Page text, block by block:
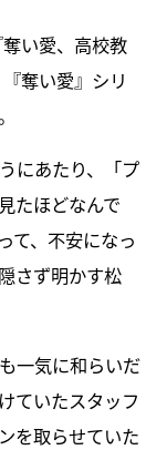
い愛、高校教
奪い愛』シリ
にあたり、「プ
たほどなんで
て、不安になっ
さず明かす松
一気に和らいだ
ていたスタッフ
を取らせていた